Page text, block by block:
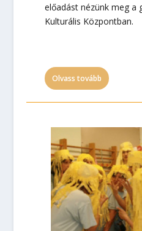
előadást nézünk meg a
Kulturális Központban.
Olvass tovább